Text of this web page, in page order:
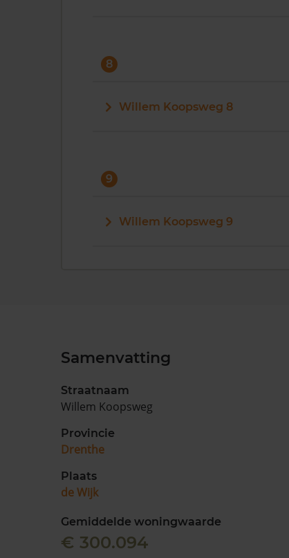
8
Willem Koopsweg 8
9
Willem Koopsweg 9
Samenvatting
Straatnaam
Willem Koopsweg
Provincie
Drenthe
Plaats
de Wijk
Gemiddelde woningwaarde
€ 300.094